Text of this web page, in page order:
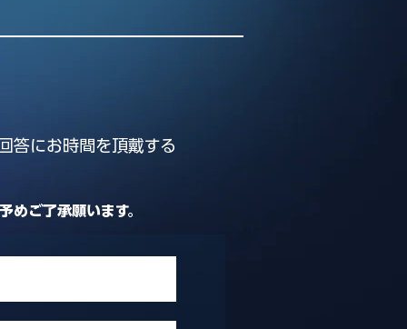
答にお時間を頂戴する
めご了承願います。